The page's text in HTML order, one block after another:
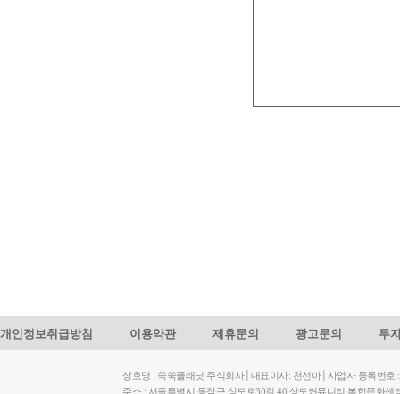
개인정보취급방침 이용약관 제휴문의 광고문의 투
상호명 : 쑥쑥플래닛 주식회사│대표이사: 천선아│사업자 등록번호
주소 : 서울특별시 동작구 상도로30길 40 상도커뮤니티 복합문화